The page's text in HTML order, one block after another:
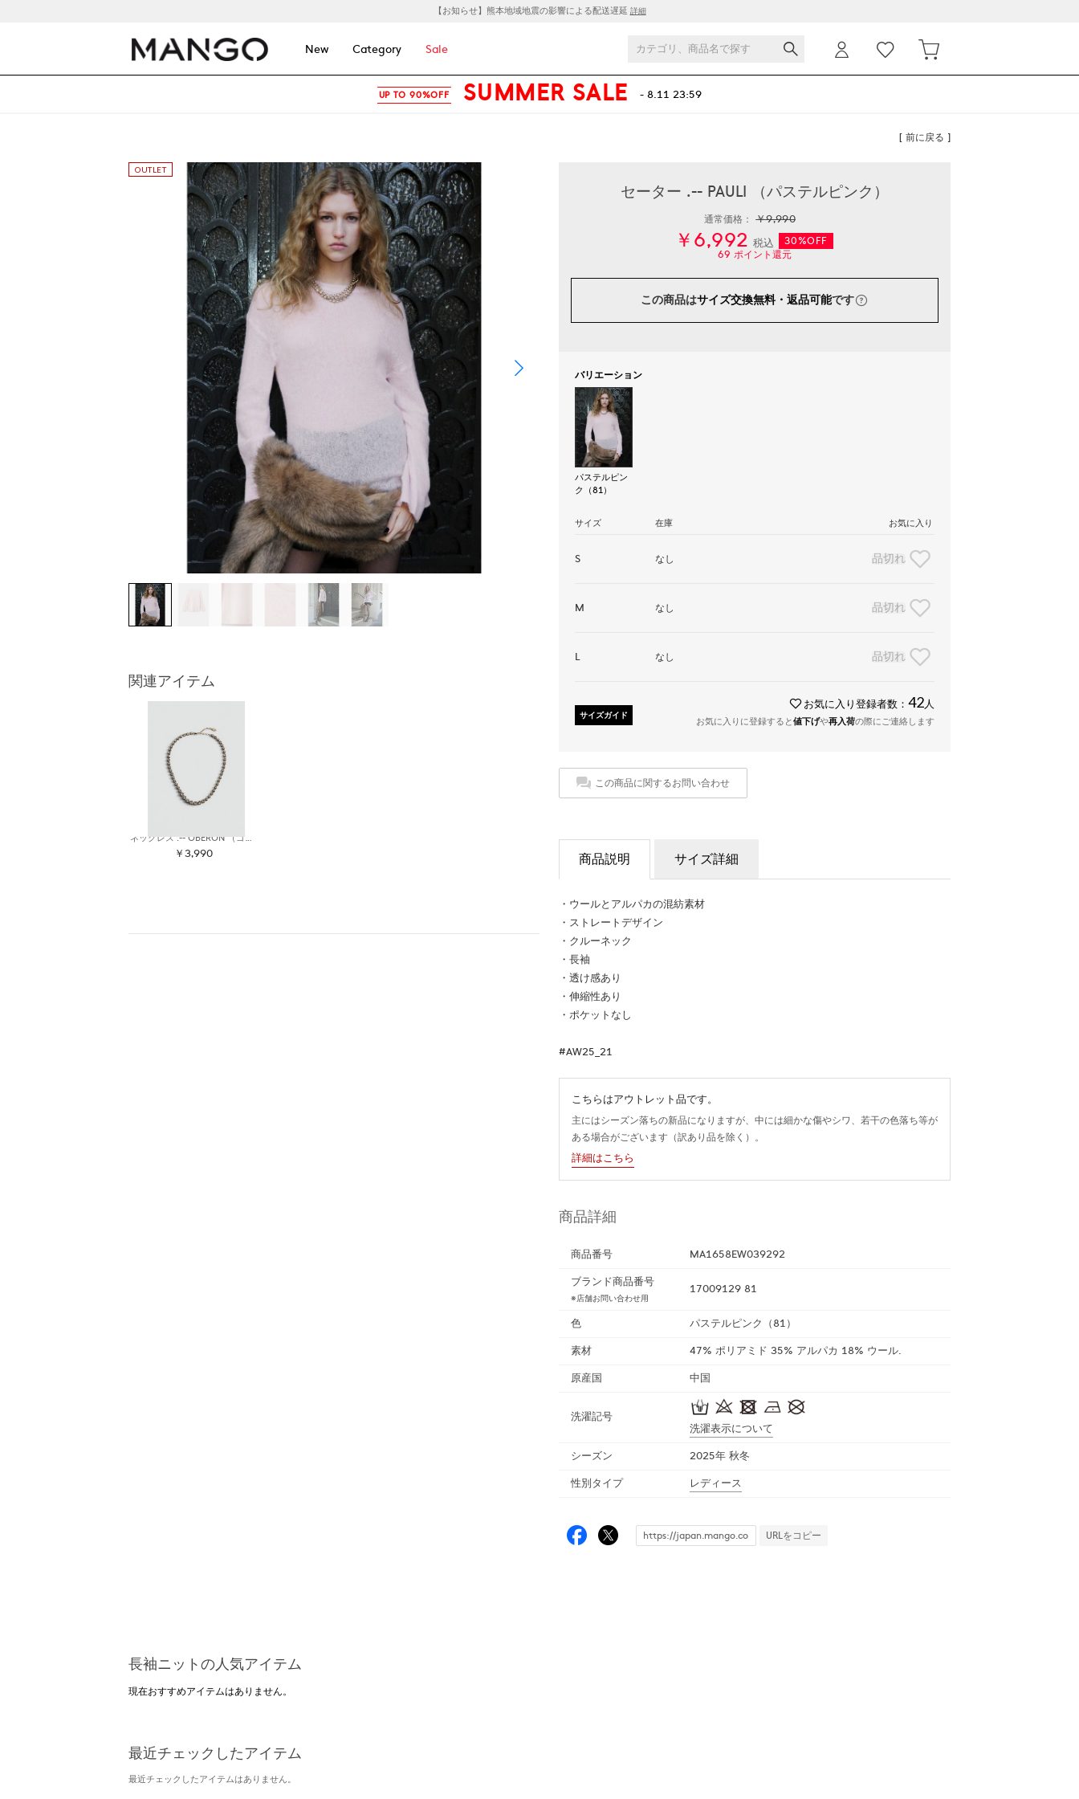
【お知らせ】熊本地域地震の影響による配送遅延 詳細
New Category Sale
UP TO 90%OFF SUMMER SALE - 8.11 23:59
[ 前に戻る ]
関連アイテム
ネックレス .-- OBERON （ゴールド）
￥3,990
セーター .-- PAULI （パステルピンク）
通常価格：￥9,990
￥6,992 税込
30%OFF
69 ポイント還元
この商品はサイズ交換無料・返品可能です
バリエーション
パステルピン
ク（81）
サイズ 在庫 お気に入り
S なし 品切れ
M なし 品切れ
L なし 品切れ
サイズガイド
お気に入り登録者数： 42 人
お気に入りに登録すると値下げや再入荷の際にご連絡します
この商品に関するお問い合わせ
商品説明 サイズ詳細
・ウールとアルパカの混紡素材
・ストレートデザイン
・クルーネック
・長袖
・透け感あり
・伸縮性あり
・ポケットなし
#AW25_21
こちらはアウトレット品です。
主にはシーズン落ちの新品になりますが、中には細かな傷やシワ、若干の色落ち等が
ある場合がございます（訳あり品を除く）。
詳細はこちら
商品詳細
商品番号
MA1658EW039292
ブランド商品番号
※店舗お問い合わせ用
17009129 81
色
パステルピンク（81）
素材
47% ポリアミド 35% アルパカ 18% ウール.
原産国
中国
洗濯記号
洗濯表示について
シーズン
2025年 秋冬
性別タイプ
レディース
URLをコピー
長袖ニットの人気アイテム
現在おすすめアイテムはありません。
最近チェックしたアイテム
最近チェックしたアイテムはありません。